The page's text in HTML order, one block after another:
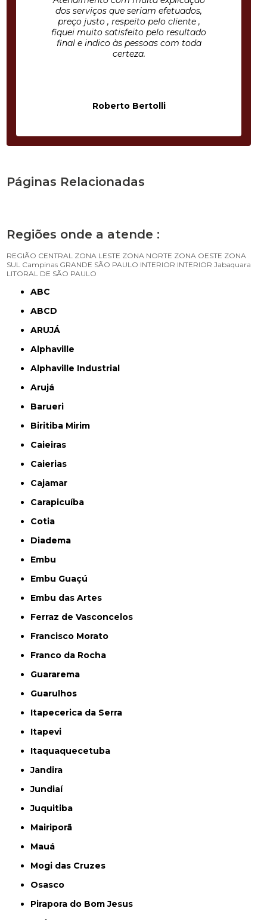
dos serviços que seriam efetuados,
preço justo , respeito pelo cliente ,
fiquei muito satisfeito pelo resultado
final e indico às pessoas com toda
certeza.
Roberto Bertolli
Páginas Relacionadas
Regiões onde a atende :
REGIÃO CENTRAL ZONA LESTE ZONA NORTE ZONA OESTE ZONA
SUL Campinas GRANDE SÃO PAULO INTERIOR INTERIOR Jabaquara
LITORAL DE SÃO PAULO
ABC
ABCD
ARUJÁ
Alphaville
Alphaville Industrial
Arujá
Barueri
Biritiba Mirim
Caieiras
Caierias
Cajamar
Carapicuíba
Cotia
Diadema
Embu
Embu Guaçú
Embu das Artes
Ferraz de Vasconcelos
Francisco Morato
Franco da Rocha
Guararema
Guarulhos
Itapecerica da Serra
Itapevi
Itaquaquecetuba
Jandira
Jundiaí
Juquitiba
Mairiporã
Mauá
Mogi das Cruzes
Osasco
Pirapora do Bom Jesus